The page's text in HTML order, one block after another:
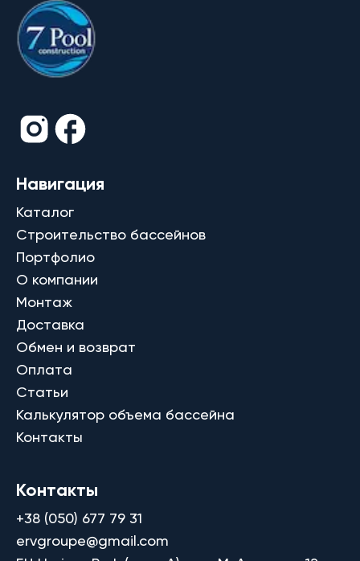
Навигация
Каталог
Строительство бассейнов
Портфолио
О компании
Монтаж
Доставка
Обмен и возврат
Оплата
Статьи
Калькулятор объема бассейна
Контакты
Контакты
+38 (050) 677 79 31
ervgroupe@gmail.com